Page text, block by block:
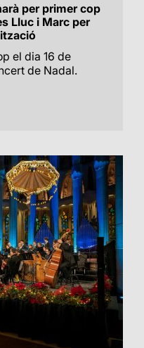
per primer cop
Lluc i Marc per
el dia 16 de
de Nadal.